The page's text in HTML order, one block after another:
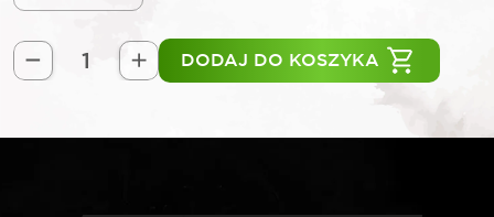
ilość
DODAJ DO KOSZYKA